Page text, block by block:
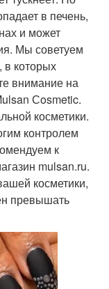
в печень,
и может
Мы советуем
в которых
внимание на
Сosmetic.
косметики.
контролем
к
mulsan.ru.
косметики,
превышать